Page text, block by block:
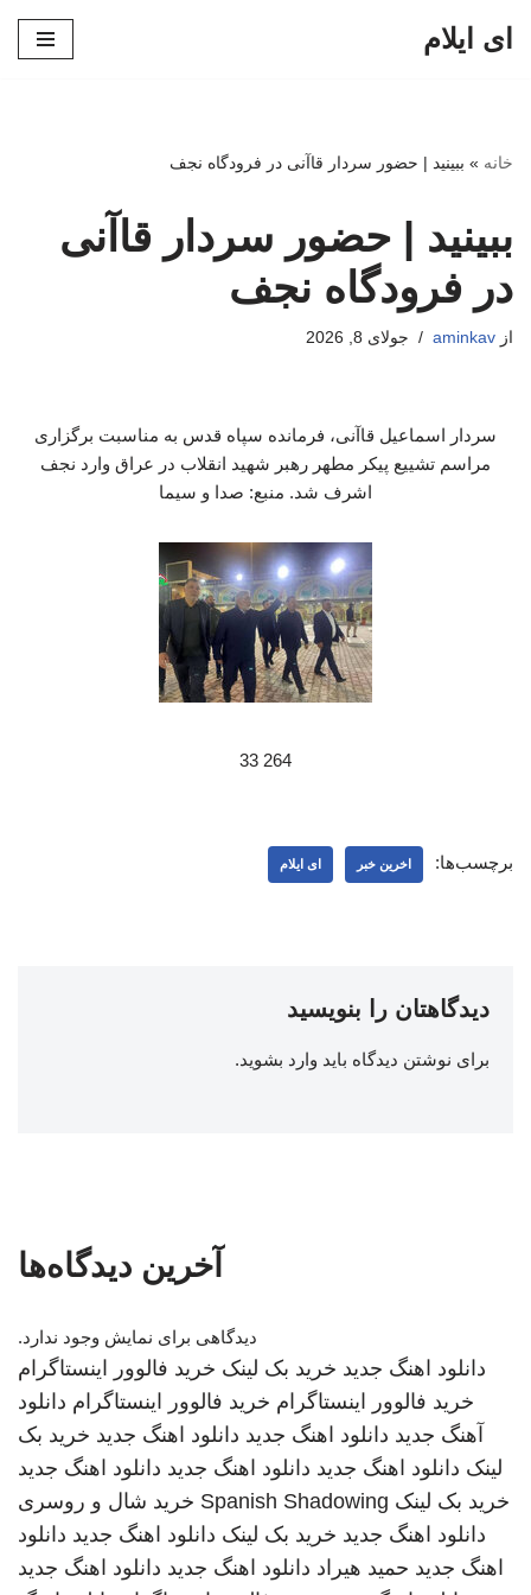
ای ایلام
خانه » ببینید | حضور سردار قاآنی در فرودگاه نجف
ببینید | حضور سردار قاآنی
در فرودگاه نجف
از aminkav جولای 8, 2026
سردار اسماعیل قاآنی، فرمانده سپاه قدس به مناسبت برگزاری
مراسم تشییع پیکر مطهر رهبر شهید انقلاب در عراق وارد نجف
اشرف شد. منبع: صدا و سیما
264 33
برچسب‌ها: اخرین خبر ای ایلام
دیدگاهتان را بنویسید
برای نوشتن دیدگاه باید وارد بشوید.
آخرین دیدگاه‌ها
دیدگاهی برای نمایش وجود ندارد.
دانلود اهنگ جدید خرید بک لینک خرید فالوور اینستاگرام
خرید فالوور اینستاگرام خرید فالوور اینستاگرام دانلود
آهنگ جدید دانلود اهنگ جدید دانلود اهنگ جدید خرید بک
لینک دانلود اهنگ جدید دانلود اهنگ جدید دانلود اهنگ جدید
خرید بک لینک Spanish Shadowing خرید شال و روسری
دانلود اهنگ جدید خرید بک لینک دانلود اهنگ جدید دانلود
اهنگ جدید حمید هیراد دانلود اهنگ جدید دانلود اهنگ جدید